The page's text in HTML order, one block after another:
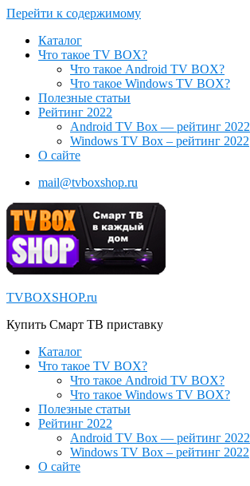
Перейти к содержимому
Каталог
Что такое TV BOX?
Что такое Android TV BOX?
Что такое Windows TV BOX?
Полезные статьи
Рейтинг 2022
Android TV Box — рейтинг 2022
Windows TV Box – рейтинг 2022
О сайте
mail@tvboxshop.ru
TVBOXSHOP.ru
Купить Смарт ТВ приставку
Каталог
Что такое TV BOX?
Что такое Android TV BOX?
Что такое Windows TV BOX?
Полезные статьи
Рейтинг 2022
Android TV Box — рейтинг 2022
Windows TV Box – рейтинг 2022
О сайте